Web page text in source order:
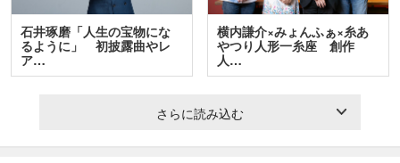
石井琢磨「人生の宝物にな
るように」 初披露曲やレ
ア…
横内謙介×みょんふぁ×糸あ
やつり人形一糸座 創作
人…
さらに読み込む